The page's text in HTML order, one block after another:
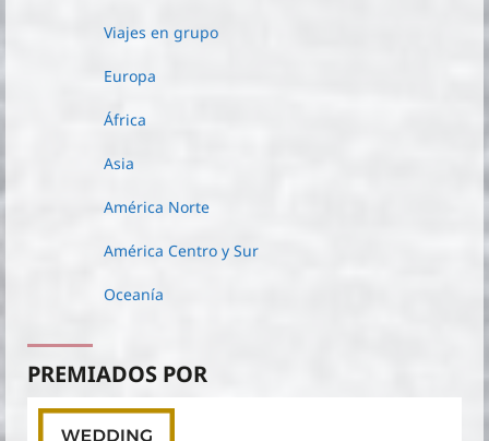
Viajes en grupo
Europa
África
Asia
América Norte
América Centro y Sur
Oceanía
PREMIADOS POR